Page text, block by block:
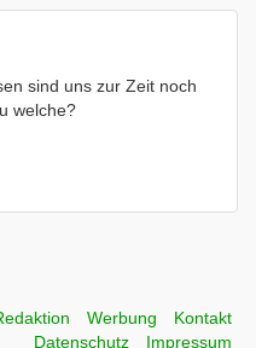
sind uns zur Zeit noch
welche?
Werbung
Kontakt
Datenschutz
Impressum